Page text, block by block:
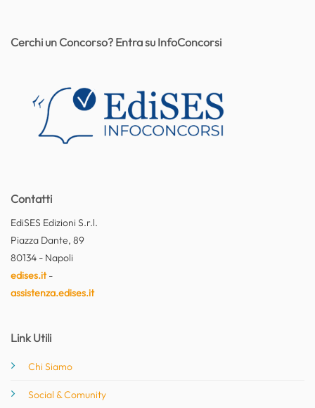
Contatti
EdiSES Edizioni S.r.l.
Piazza Dante, 89
80134 - Napoli
edises.it-
assistenza.edises.it
Link Utili
Chi Siamo
Social & Comunity
Cerchi un Concorso? Entra su InfoConcorsi